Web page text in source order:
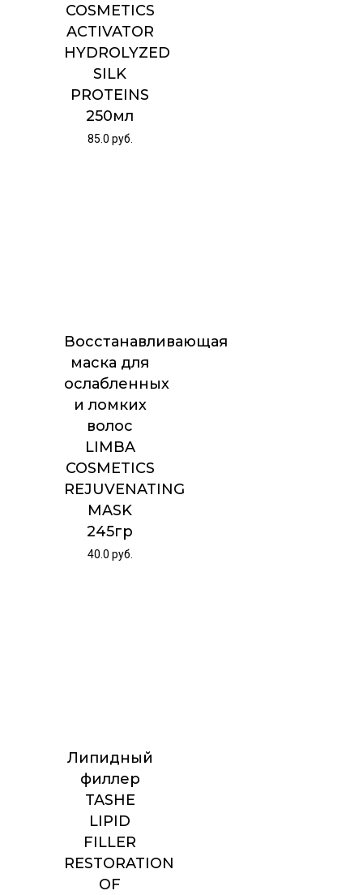
COSMETICS
ACTIVATOR
HYDROLYZED
SILK
PROTEINS
250мл
85.0 руб.
Восстанавливающая
маска для
ослабленных
и ломких
волос
LIMBA
COSMETICS
REJUVENATING
MASK
245гр
40.0 руб.
Липидный
филлер
TASHE
LIPID
FILLER
RESTORATION
OF